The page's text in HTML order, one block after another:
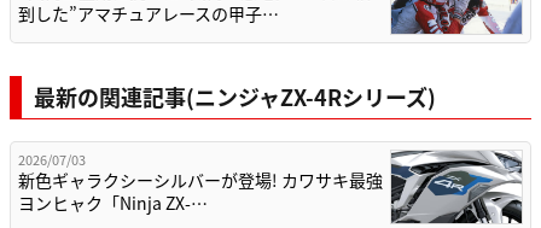
到した”アマチュアレースの甲子…
最新の関連記事(ニンジャZX-4Rシリーズ)
2026/07/03
新色ギャラクシーシルバーが登場! カワサキ最強
ヨンヒャク「Ninja ZX-…